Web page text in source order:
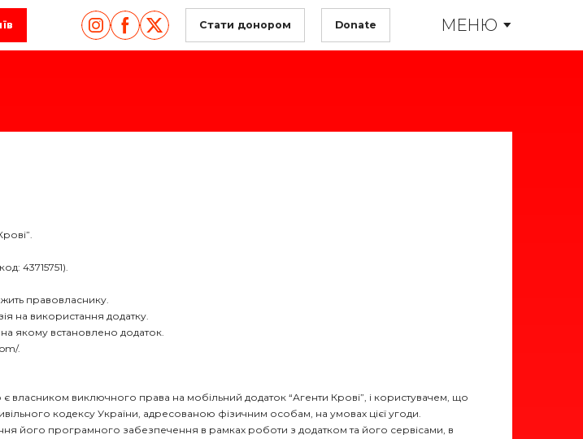
Стати донором Donate МЕНЮ
43715751).
правовласнику.
на використання додатку.
на якому встановлено додаток.
.
власником виключного права на мобільний додаток “Агенти Крові”, і користувачем, що
кодексу України, адресованою фізичним особам, на умовах цієї угоди.
його програмного забезпечення в рамках роботи з додатком та його сервісами, в